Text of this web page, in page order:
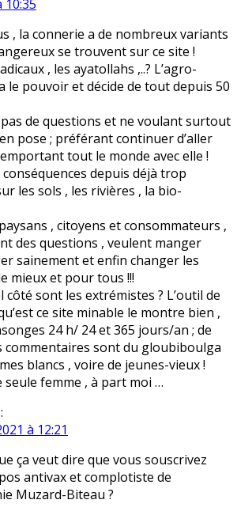
10:35
, la connerie a de nombreux variants
se trouvent sur ce site !
, les ayatollahs ,..? L’agro-
le pouvoir et décide de tout depuis 50
de questions et ne voulant surtout
pose ; préférant continuer d’aller
tout le monde avec elle !
depuis déjà trop
les sols , les rivières , la bio-
, citoyens et consommateurs ,
des questions , veulent manger
sainement et enfin changer les
mieux et pour tous !!!
côté sont les extrémistes ? L’outil de
ce site minable le montre bien ,
24 h/ 24 et 365 jours/an ; de
commentaires sont du gloubiboulga
blancs , voire de jeunes-vieux !
seule femme , à part moi …
à 12:21
ça veut dire que vous souscrivez
antivax et complotiste de
Muzard-Biteau ?